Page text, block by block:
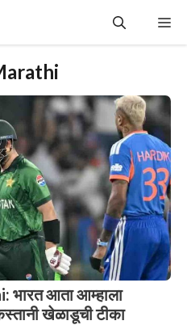
आता आम्हाला
खेळाडूची टीका